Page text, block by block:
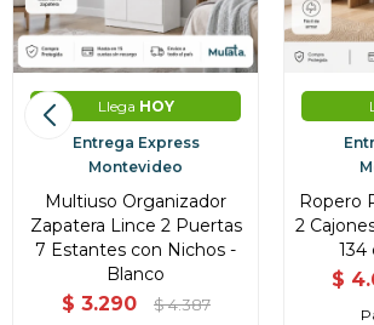
Llega HOY
Entrega Express
Montevideo
Multiuso Organizador
Zapatera Lince 2 Puertas
7 Estantes con Nichos -
Blanco
$ 3.290 $ 4.387
Ropero
2
134
$